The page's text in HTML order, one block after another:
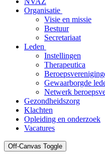
Organisatie
Visie en missie
Bestuur
Secretariaat
Leden
Instellingen
Therapeutica
Gewaarborgde
Netwerk
Gezondheidszorg
Klachten
Opleiding en onderzoek
Vacatures
Off-Canvas Toggle